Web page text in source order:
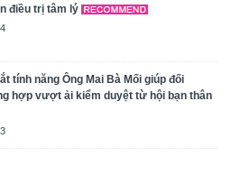
điều trị tâm lý
tính năng Ông Mai Bà Mối giúp đối
hợp vượt ải kiểm duyệt từ hội bạn thân